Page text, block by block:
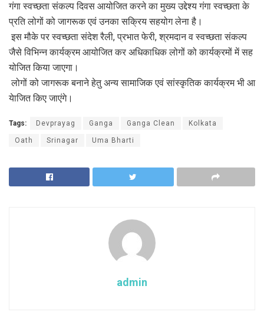
गंगा स्‍वच्‍छता संकल्‍प दिवस आयोजित करने का मुख्‍य उद्देश्‍य गंगा स्‍वच्‍छता के
प्रति लोगों को जागरू‍क एवं उनका सक्रिय सहयोग लेना है।
इस मौके पर स्‍वच्‍छता संदेश रैली, प्रभात फेरी, श्रमदान व स्‍वच्‍छता संकल्‍प
जैसे विभिन्‍न कार्यक्रम आयोजित कर अधिकाधिक लोगों को कार्यक्रमों में सह
योजित किया जाएगा।
लोगों को जागरूक बनाने हेतु अन्‍य सामाजिक एवं सांस्‍कृतिक कार्यक्रम भी आ
येाजित किए जाएंगे।
Tags: Devprayag Ganga Ganga Clean Kolkata
Oath Srinagar Uma Bharti
admin